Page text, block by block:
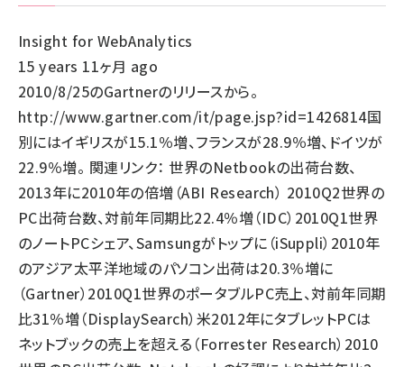
Insight for WebAnalytics
15 years 11ヶ月 ago
2010/8/25のGartnerのリリースから。
http://www.gartner.com/it/page.jsp?id=1426814国
別にはイギリスが15.1％増、フランスが28.9％増、ドイツが
22.9％増。 関連リンク： 世界のNetbookの出荷台数、
2013年に2010年の倍増（ABI Research） 2010Q2世界の
PC出荷台数、対前年同期比22.4％増（IDC）2010Q1世界
のノートPCシェア、Samsungがトップに（iSuppli）2010年
のアジア太平洋地域のパソコン出荷は20.3％増に
（Gartner）2010Q1世界のポータブルPC売上、対前年同期
比31％増（DisplaySearch）米2012年にタブレットPCは
ネットブックの売上を超える（Forrester Research）2010